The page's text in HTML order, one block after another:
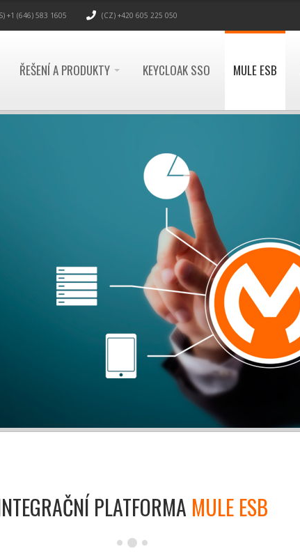
+1 (646) 583 1605 (CZ) +420 605 225 050
ŘEŠENÍ A PRODUKTY KEYCLOAK SSO MULE ESB
PLATFORMA MULE ESB